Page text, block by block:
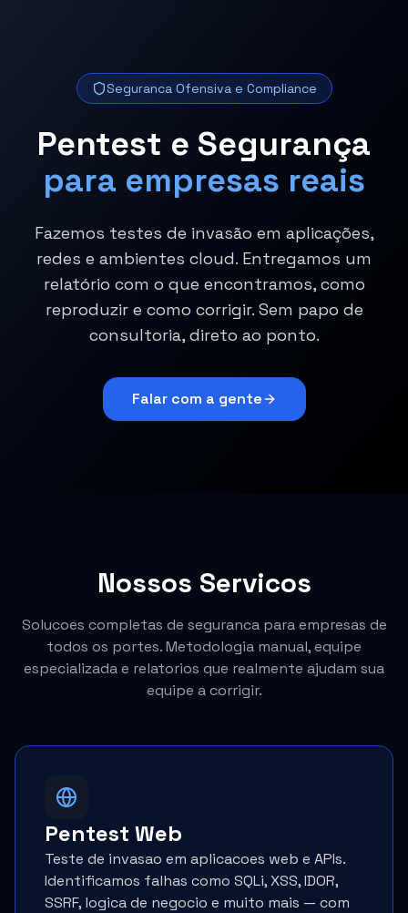
Seguranca Ofensiva e Compliance
Pentest e Segurança
para empresas reais
Fazemos testes de invasão em aplicações,
redes e ambientes cloud. Entregamos um
relatório com o que encontramos, como
reproduzir e como corrigir. Sem papo de
consultoria, direto ao ponto.
Falar com a gente
Nossos Servicos
Solucoes completas de seguranca para empresas de
todos os portes. Metodologia manual, equipe
especializada e relatorios que realmente ajudam sua
equipe a corrigir.
Pentest Web
Teste de invasao em aplicacoes web e APIs.
Identificamos falhas como SQLi, XSS, IDOR,
SSRF, logica de negocio e muito mais — com